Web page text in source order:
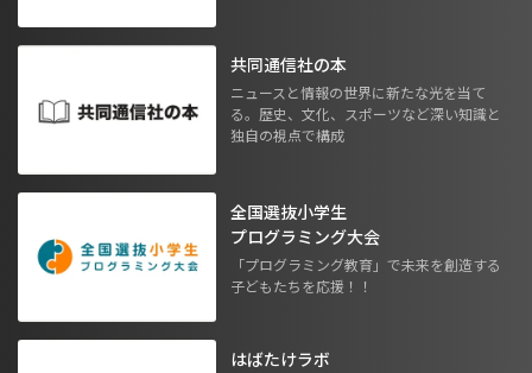
共同通信社の本
ニュースと情報の世界に新たな光を当て
る。歴史、文化、スポーツなど深い知識と
独自の視点で構成
全国選抜小学生
プログラミング大会
「プログラミング教育」で未来を創造する
子どもたちを応援！！
はばたけラボ